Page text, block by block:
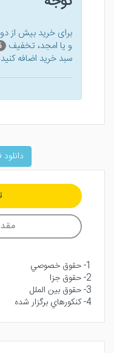
برای خرید بیش از
و یا امجد، تخفیف
سبد خرید اضافه
1- حقوق خصوصي
2- حقوق جزا
3- حقوق بين الملل
4- كنكورهاي برگزار شده